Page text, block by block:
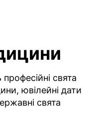
свята
ювілейні дати
свята